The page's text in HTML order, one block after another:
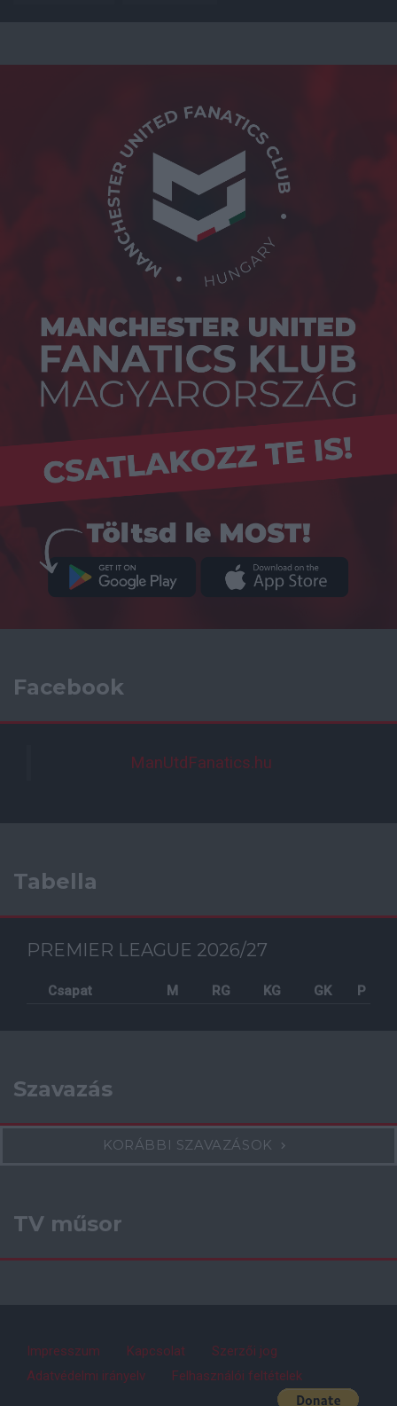
Facebook
ManUtdFanatics.hu
Tabella
PREMIER LEAGUE 2026/27
Csapat M RG KG GK P
Szavazás
KORÁBBI SZAVAZÁSOK
TV műsor
Impresszum Kapcsolat
Szerzői jog
Adatvédelmi irányelv
Felhasználói feltételek